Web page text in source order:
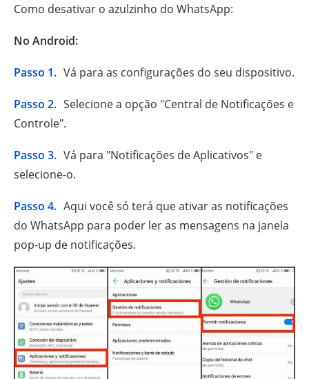
Como desativar o azulzinho do WhatsApp:
No Android:
Passo 1. Vá para as configurações do seu dispositivo.
Passo 2. Selecione a opção "Central de Notificações e
Controle".
Passo 3. Vá para "Notificações de Aplicativos" e
selecione-o.
Passo 4. Aqui você só terá que ativar as notificações
do WhatsApp para poder ler as mensagens na janela
pop-up de notificações.